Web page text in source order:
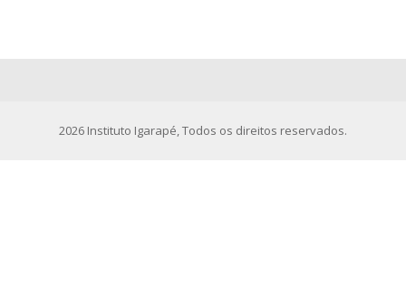
2026 Instituto Igarapé, Todos os direitos reservados.